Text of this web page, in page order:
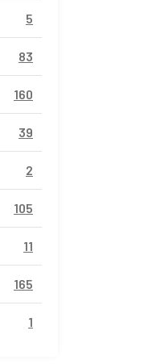
5
83
160
39
2
105
11
165
1